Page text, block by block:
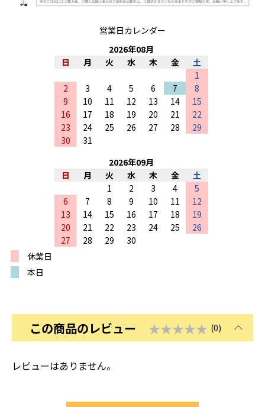
営業日カレンダー
2026年08月
日
月 火 水 木 金
土
1
2
3 4 5 6 7
8
9
10 11 12 13 14
15
16
17 18 19 20 21
22
23
24 25 26 27 28
29
30
31
2026年09月
日
月 火 水 木 金
土
1
2 3 4
5
6
7 8 9 10 11
12
13
14 15 16 17 18
19
20
21 22 23 24 25
26
27
28 29
30
休業日
本日
この商品のレビュー ★★★★★ (0)
レビューはありません。